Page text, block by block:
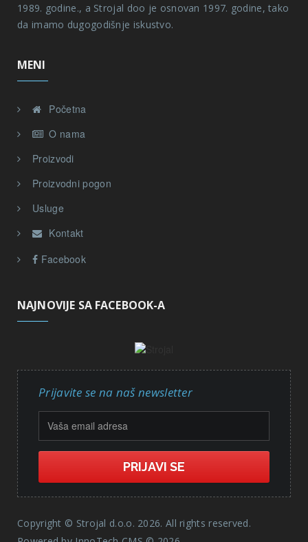
1989. godine., a Strojal doo je osnovan 1997. godine, tako
da imamo dugogodišnje iskustvo.
MENI
Početna
O nama
Proizvodi
Proizvodni pogon
Usluge
Kontakt
Facebook
NAJNOVIJE SA FACEBOOK-A
Prijavite se na naš newsletter
Copyright © Strojal d.o.o. 2026. All rights reserved.